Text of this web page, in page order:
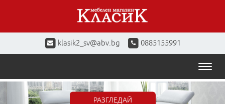
klasik2_sv@abv.bg 0885155991
РАЗГЛЕДАЙ